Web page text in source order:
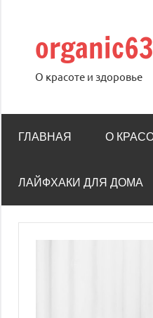
содержимому
О красоте и здоровье
ГЛАВНАЯ О
ЛАЙФХАКИ ДЛЯ ДОМА